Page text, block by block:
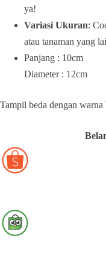
ya!
Variasi Ukuran:
atau tanaman yang
Panjang : 10cm
Diameter : 12cm
Tampil beda dengan